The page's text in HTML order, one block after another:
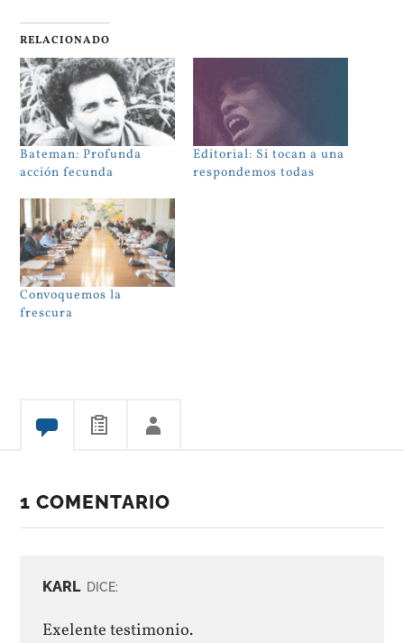
RELACIONADO
Bateman: Profunda
acción fecunda
Editorial: Si tocan a una
respondemos todas
Convoquemos la
frescura
1 COMENTARIO
KARL DICE:
Exelente testimonio.